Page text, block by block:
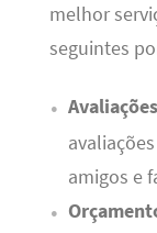
melhor
seguintes
amigos e